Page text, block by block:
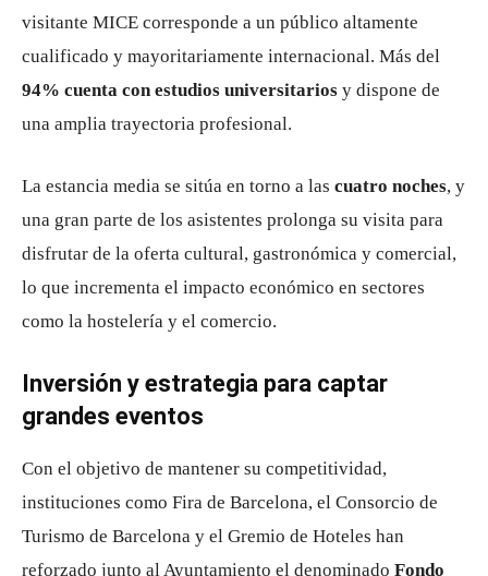
visitante MICE corresponde a un público altamente
cualificado y mayoritariamente internacional. Más del
94% cuenta con estudios universitarios y dispone de
una amplia trayectoria profesional.
La estancia media se sitúa en torno a las cuatro noches, y
una gran parte de los asistentes prolonga su visita para
disfrutar de la oferta cultural, gastronómica y comercial,
lo que incrementa el impacto económico en sectores
como la hostelería y el comercio.
Inversión y estrategia para captar
grandes eventos
Con el objetivo de mantener su competitividad,
instituciones como Fira de Barcelona, el Consorcio de
Turismo de Barcelona y el Gremio de Hoteles han
reforzado junto al Ayuntamiento el denominado Fondo